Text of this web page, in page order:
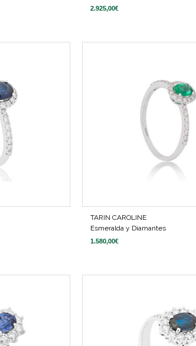
2.925,00€
TARIN CAROLINE
Esmeralda y Diamantes
1.580,00€